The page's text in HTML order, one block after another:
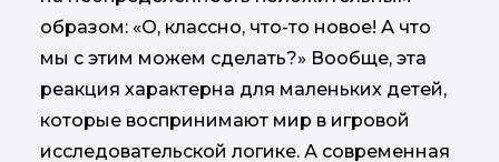
образом: «О, классно, что-то новое! А что
мы с этим можем сделать?» Вообще, эта
реакция характерна для маленьких детей,
которые воспринимают мир в игровой
исследовательской логике. А современная